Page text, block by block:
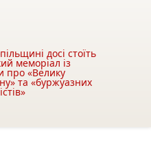
досі стоїть
меморіал із
про «Велику
та «буржуазних